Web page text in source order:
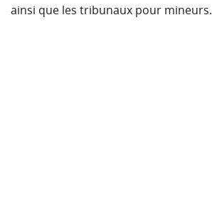
ainsi que les tribunaux pour mineurs.